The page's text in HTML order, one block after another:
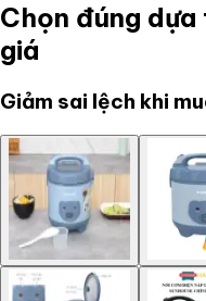
Chọn đúng
giá
Giảm sai lệch khi